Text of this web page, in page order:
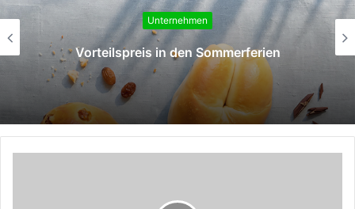
Unternehmen
Vorteilspreis in den Sommerferien